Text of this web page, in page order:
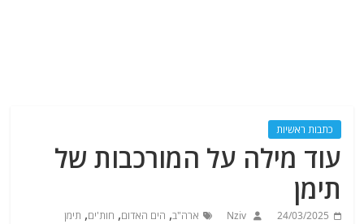
כתבות ראשיות
עוד מילה על המורכבות של
תימן
24/03/2025
Nziv ארה"ב, הים האדום, חות'ים, תימן